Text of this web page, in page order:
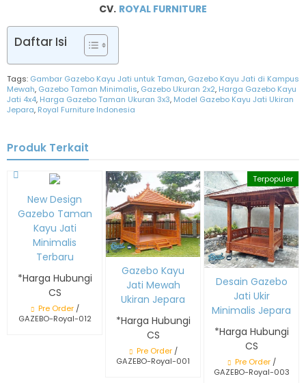
CV. ROYAL FURNITURE
Daftar Isi
Tags: Gambar Gazebo Kayu Jati untuk Taman, Gazebo Kayu Jati di Kampus
Mewah, Gazebo Taman Minimalis, Gazebo Ukuran 2x2, Harga Gazebo Kayu
Jati 4x4, Harga Gazebo Taman Ukuran 3x3, Model Gazebo Kayu Jati Ukiran
Jepara, Royal Furniture Indonesia
Produk Terkait
New Design
Gazebo Taman
Kayu Jati
Minimalis
Terbaru
*Harga Hubungi
CS
Pre Order/
GAZEBO-Royal-012
Gazebo Kayu
Jati Mewah
Ukiran Jepara
*Harga Hubungi
CS
Pre Order/
GAZEBO-Royal-001
Terpopuler
Desain Gazebo
Jati Ukir
Minimalis Jepara
*Harga Hubungi
CS
Pre Order/
GAZEBO-Royal-003